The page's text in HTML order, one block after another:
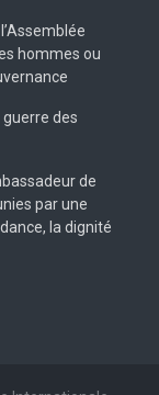
hommes ou
guerre des
de
par une
la dignité